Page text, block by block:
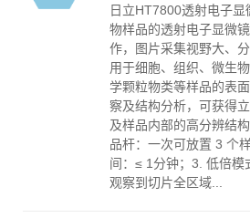
日立HT7800透射电子
物样品的透射电子显微
作，图片采集视野大、
用于细胞、组织、微生
学颗粒物类等样品的表
察及结构分析，可获得
及样品内部的高分辨结
品杆：一次可放置 3 个
间：≤ 1分钟；3. 低倍
观察到切片全区域...